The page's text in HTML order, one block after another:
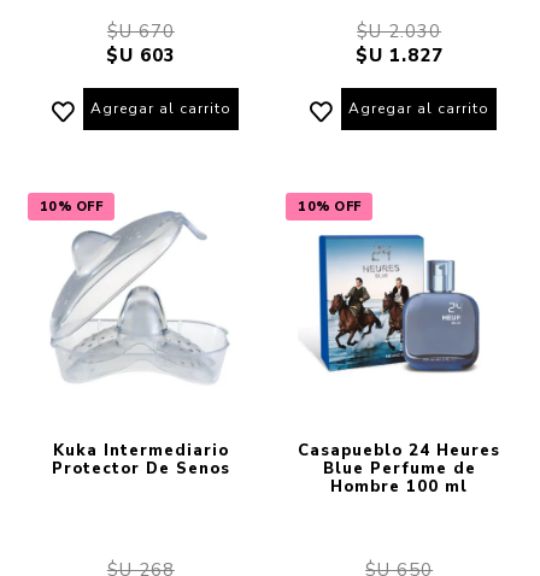
$U 670
$U 603
Agregar al carrito
$U 2.030
$U 1.827
Agregar al carrito
10% OFF
Kuka Intermediario
Protector De Senos
$U 268
10% OFF
Casapueblo 24 Heures
Blue Perfume de
Hombre 100 ml
$U 650